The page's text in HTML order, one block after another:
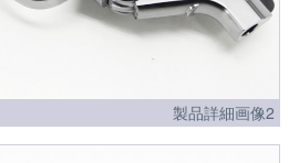
製品詳細画像2